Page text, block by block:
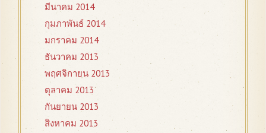
มีนาคม 2014
กุมภาพันธ์ 2014
มกราคม 2014
ธันวาคม 2013
พฤศจิกายน 2013
ตุลาคม 2013
กันยายน 2013
สิงหาคม 2013